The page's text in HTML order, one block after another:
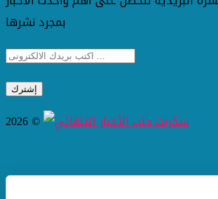
بمجرد نشرها
2026 ©